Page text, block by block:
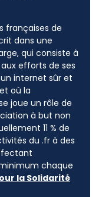
françaises de
dans une
qui consiste à
efforts de ses
internet sûr et
où la
joue un rôle de
à but non
11 % de
du .fr à des
chaque
la Solidarité